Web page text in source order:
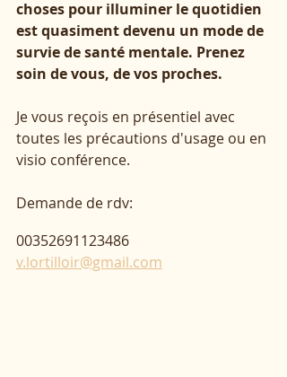
choses pour illuminer le quotidien
est quasiment devenu un mode de
survie de santé mentale. Prenez
soin de vous, de vos proches.
Je vous reçois en présentiel avec
toutes les précautions d'usage ou en
visio conférence.
Demande de rdv:
00352691123486
v.lortilloir@gmail.com